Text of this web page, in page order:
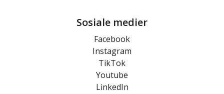
Sosiale medier
Facebook
Instagram
TikTok
Youtube
LinkedIn